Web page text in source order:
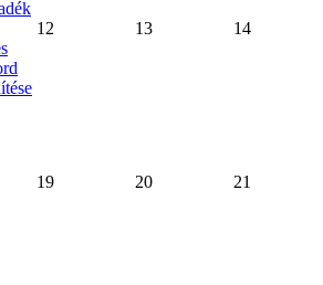
12 13 14
19 20 21